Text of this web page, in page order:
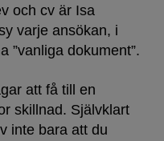
och cv är Isa
varje ansökan, i
”vanliga dokument”.
att få till en
skillnad. Självklart
inte bara att du